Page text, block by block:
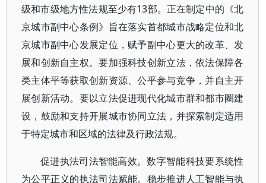
级和市级地方性法规至少有13部。正在制定中的《北
京城市副中心条例》旨在落实首都城市战略定位和北
京城市副中心发展定位，赋予副中心更大的改革、发
展和创新自主权。要加强科技创新立法，依法保障各
类主体平等获取创新资源、公平参与竞争，并自主开
展创新活动。要以立法促进现代化城市群和都市圈建
设，鼓励和支持开展城市协同立法，并探索制定适用
于特定城市和区域的法律及行政法规。
促进执法司法智能高效。数字智能科技要系统性
为公平正义的执法司法赋能。稳步推进人工智能与执